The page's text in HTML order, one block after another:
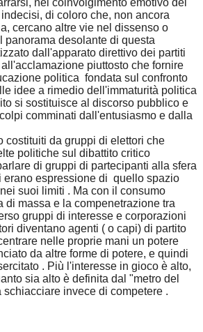
nel coinvolgimento emotivo del
di coloro che, non ancora
cercano altre vie nel dissenso o
panorama desolante di questa
dall'apparato direttivo dei partiti
piuttosto che fornire
politica fondata sul confronto
idee a rimedio dell'immaturità politica
si sostituisce al discorso pubblico e
comminati dall'entusiasmo e dalla
costituiti da gruppi di elettori che
politiche sul dibattito critico
di gruppi di partecipanti alla sfera
erano espressione di quello spazio
suoi limiti . Ma con il consumo
di massa e la compenetrazione tra
gruppi di interesse e corporazioni
diventano agenti ( o capi) di partito
nelle proprie mani un potere
da altre forme di potere, e quindi
. Più l'interesse in gioco è alto,
sia alto è definita dal "metro del
invece di competere .